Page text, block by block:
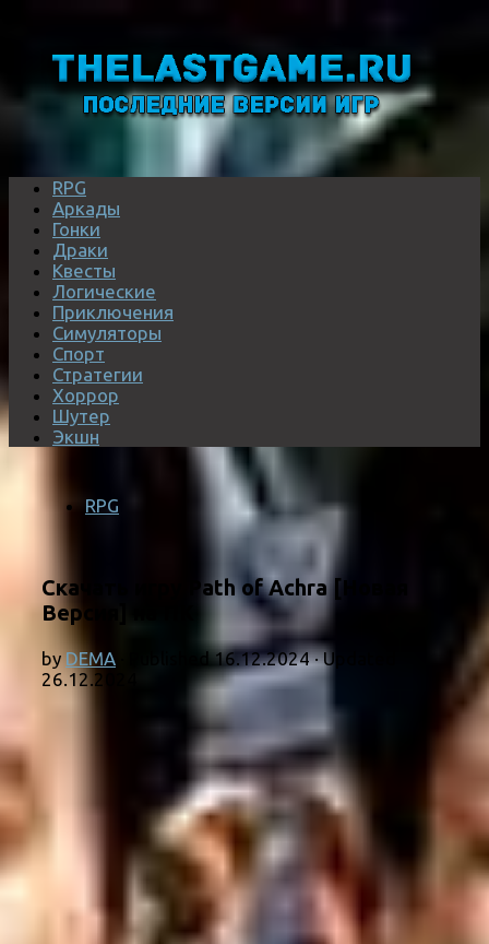
RPG
Аркады
Гонки
Драки
Квесты
Логические
Приключения
Симуляторы
Спорт
Стратегии
Хоррор
Шутер
Экшн
RPG
Скачать игру Path of Achra [Новая
Версия] на ПК
by DEMA · Published16.12.2024· Updated
26.12.2024